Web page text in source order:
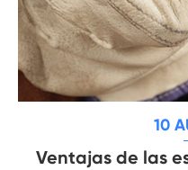
10
Ventajas de las